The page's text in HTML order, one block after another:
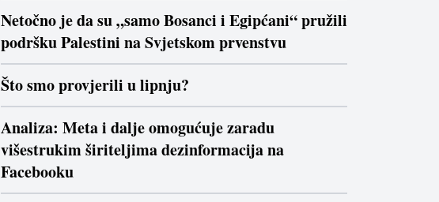
Netočno je da su „samo Bosanci i Egipćani“ pružili
podršku Palestini na Svjetskom prvenstvu
Što smo provjerili u lipnju?
Analiza: Meta i dalje omogućuje zaradu
višestrukim širiteljima dezinformacija na
Facebooku